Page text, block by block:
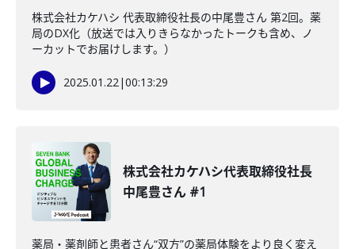
株式会社カケハシ 代表取締役社長の中尾豊さん 第2回。薬
局のDX化（放送では入りきらなかったトークも含め、ノ
ーカットでお届けします。）
2025.01.22|00:13:29
株式会社カケハシ代表取締役社長
中尾豊さん #1
薬局・薬剤師と患者さん“双方”の薬局体験をより良く変え